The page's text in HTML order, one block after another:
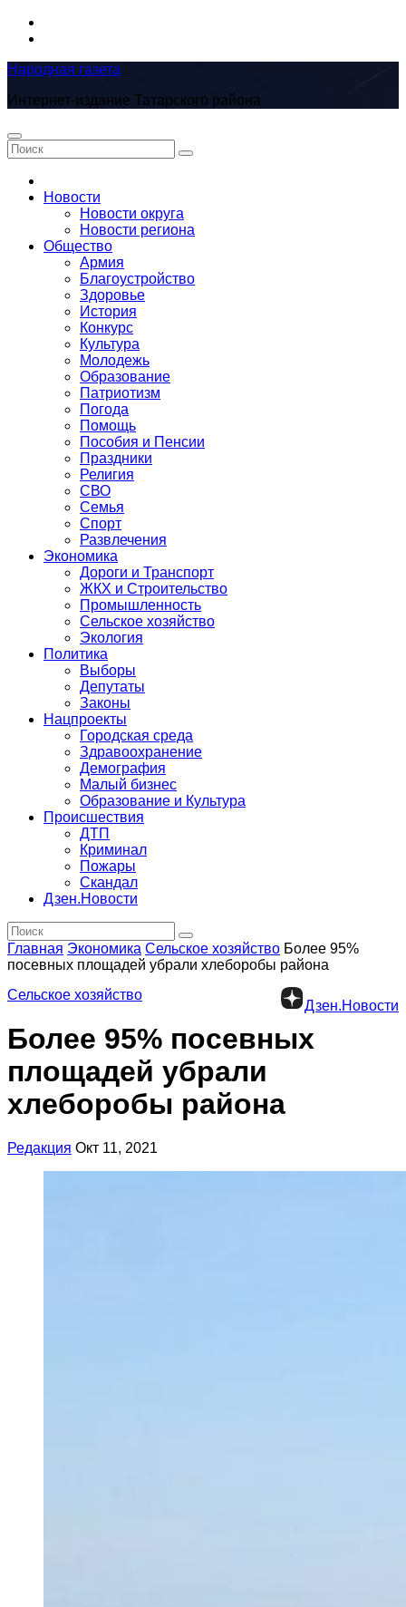
Перейти
Народная газета
Интернет-издание Татарского района
Новости
Новости округа
Новости региона
Общество
Армия
Благоустройство
Здоровье
История
Конкурс
Культура
Молодежь
Образование
Патриотизм
Погода
Помощь
Пособия и Пенсии
Праздники
Религия
СВО
Семья
Спорт
Развлечения
Экономика
Дороги и Транспорт
ЖКХ и Строительство
Промышленность
Сельское хозяйство
Экология
Политика
Выборы
Депутаты
Законы
Нацпроекты
Городская среда
Здравоохранение
Демография
Малый бизнес
Образование и Культура
Происшествия
ДТП
Криминал
Пожары
Скандал
Дзен.Новости
Главная Экономика Сельское хозяйство Более 95%
посевных площадей убрали хлеборобы района
Дзен.Новости
Сельское хозяйство
Более 95% посевных
площадей убрали
хлеборобы района
Редакция Окт 11, 2021